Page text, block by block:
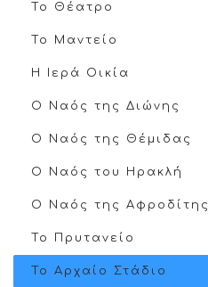
Το Θέατρο
Το Μαντείο
Η Ιερά Οικία
Ο Ναός της Διώνης
Ο Ναός της Θέμιδας
Ο Ναός του Ηρακλή
Ο Ναός της Αφροδίτης
Το Πρυτανείο
Το Αρχαίο Στάδιο